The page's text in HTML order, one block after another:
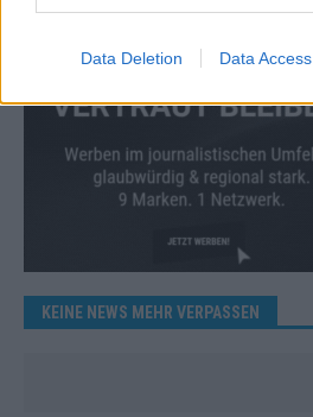
Data Deletion Data Access
KEINE NEWS MEHR VERPASSEN